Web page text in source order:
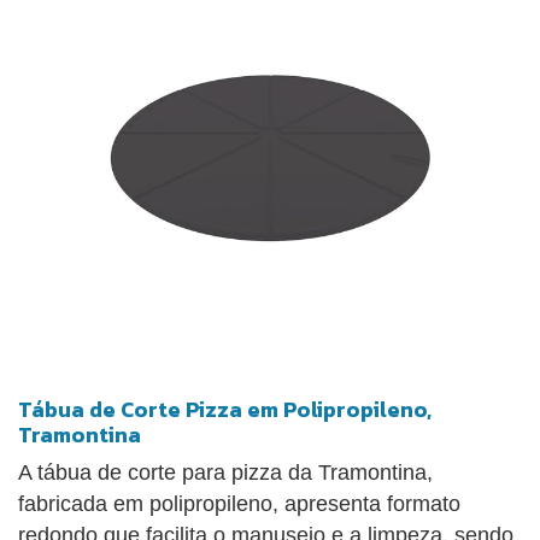
Tábua de Corte Pizza em Polipropileno,
Tramontina
A tábua de corte para pizza da Tramontina,
fabricada em polipropileno, apresenta formato
redondo que facilita o manuseio e a limpeza, sendo